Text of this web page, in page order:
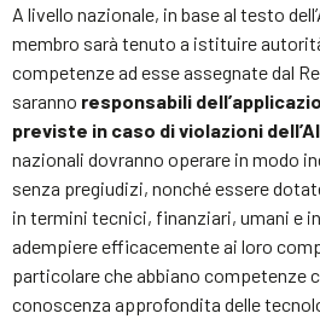
A livello nazionale, in base al testo
membro sarà tenuto a istituire
competenze ad esse assegnate dal
saranno responsabili
previste in caso di violazioni
nazionali dovranno operare in modo
senza pregiudizi, nonché essere
in termini tecnici, finanziari, umani e
adempiere efficacemente ai loro
particolare che abbiano competenze
conoscenza approfondita delle